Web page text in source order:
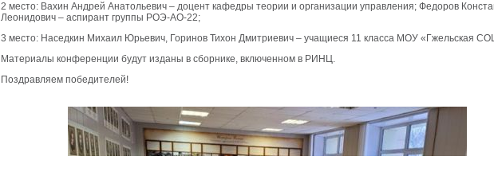
2 место: Вахин Андрей Анатольевич – доцент кафедры теории и организации управления; Федоров
Леонидович – аспирант группы РОЭ-АО-22;
3 место: Наседкин Михаил Юрьевич, Горинов Тихон Дмитриевич – учащиеся 11 класса МОУ «Гжельская
Материалы конференции будут изданы в сборнике, включенном в РИНЦ.
Поздравляем победителей!